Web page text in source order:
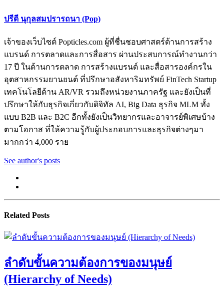
ปรีดี นุกุลสมปรารถนา (Pop)
เจ้าของเว็บไซต์ Popticles.com ผู้ที่ชื่นชอบศาสตร์ด้านการสร้าง
แบรนด์ การตลาดและการสื่อสาร ผ่านประสบการณ์ทำงานกว่า
17 ปี ในด้านการตลาด การสร้างแบรนด์ และสื่อสารองค์กรใน
อุตสาหกรรมยานยนต์ ที่ปรึกษาอสังหาริมทรัพย์ FinTech Startup
เทคโนโลยีด้าน AR/VR รวมถึงหน่วยงานภาครัฐ และยังเป็นที่
ปรึกษาให้กับธุรกิจเกี่ยวกับดิจิทัล AI, Big Data ธุรกิจ MLM ทั้ง
แบบ B2B และ B2C อีกทั้งยังเป็นวิทยากรและอาจารย์พิเศษบ้าง
ตามโอกาส ที่ให้ความรู้กับผู้ประกอบการและธุรกิจต่างๆมา
มากกว่า 4,000 ราย
See author's posts
Related Posts
ลำดับขั้นความต้องการของมนุษย์
(Hierarchy of Needs)